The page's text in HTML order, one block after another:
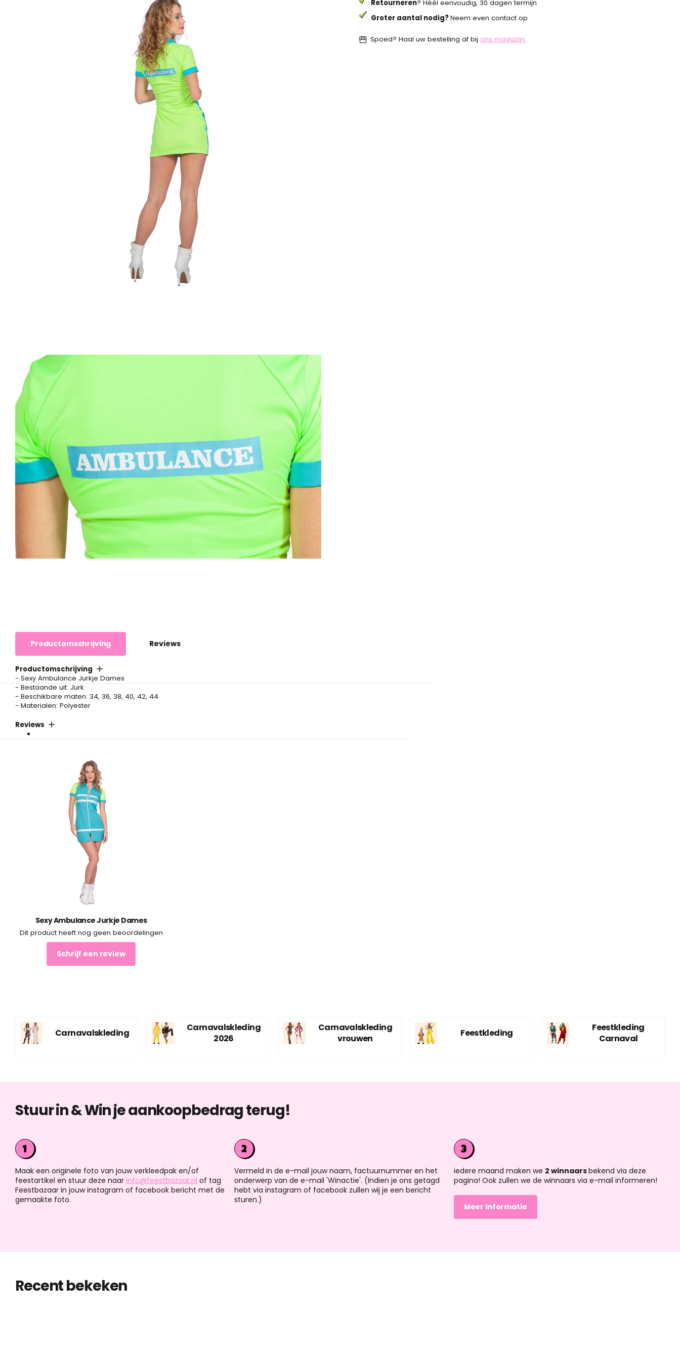
Retourneren? Héél eenvoudig, 30 dagen termijn
Groter aantal nodig?Neem even contact op
Spoed? Haal uw bestelling af bij ons magazijn
Productomschrijving Reviews
Productomschrijving
- Sexy Ambulance Jurkje Dames
- Bestaande uit: Jurk
- Beschikbare maten: 34, 36, 38, 40, 42, 44
- Materialen: Polyester
Reviews
Sexy Ambulance Jurkje Dames
Dit product heeft nog geen beoordelingen
Schrijf een review
Carnavalskleding
Carnavalskleding
2026
Carnavalskleding
vrouwen
Feestkleding
Feestkleding
Carnaval
Stuur in & Win je aankoopbedrag terug!
Maak een originele foto van jouw verkleedpak en/of
feestartikel en stuur deze naar info@feestbazaar.nl of tag
Feestbazaar in jouw instagram of facebook bericht met de
gemaakte foto.
Vermeld in de e-mail jouw naam, factuurnummer en het
onderwerp van de e-mail 'Winactie'. (Indien je ons getagd
hebt via instagram of facebook zullen wij je een bericht
sturen.)
iedere maand maken we 2 winnaarsbekend via deze
pagina! Ook zullen we de winnaars via e-mail informeren!
Meer informatie
Recent bekeken